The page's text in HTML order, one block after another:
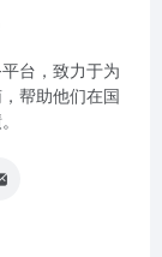
台，致力于为
帮助他们在国